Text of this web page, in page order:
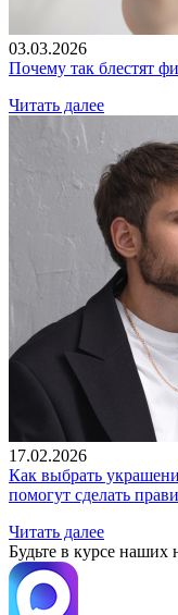
03.03.2026
Почему так блестят
Читать далее
17.02.2026
Как выбрать
помогут сделать
Читать далее
Будьте в курсе наших